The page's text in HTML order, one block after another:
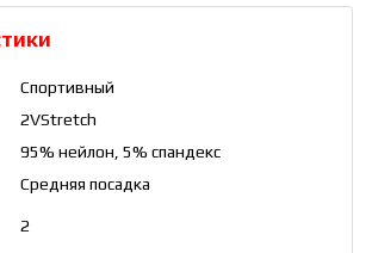
Спортивный
2VStretch
95% нейлон, 5% спандекс
Средняя посадка
2